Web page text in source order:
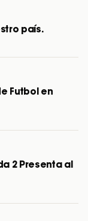
país.
Futbol en
2 Presenta al